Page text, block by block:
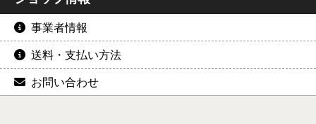
事業者情報
送料・支払い方法
お問い合わせ